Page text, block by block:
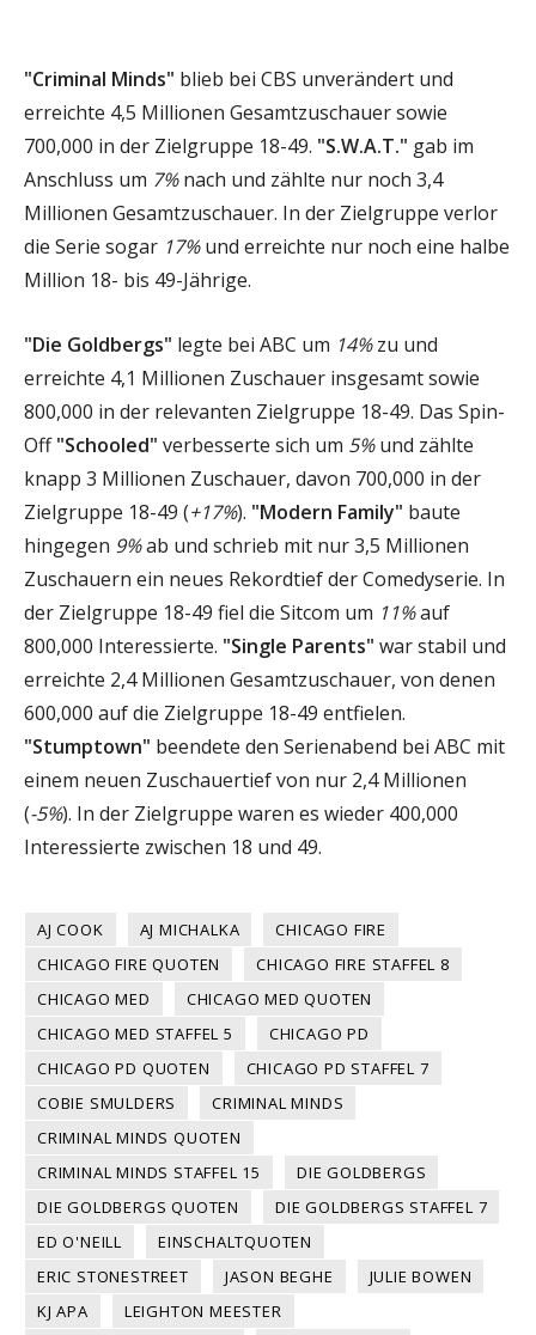
"Criminal Minds" blieb bei CBS unverändert und
erreichte 4,5 Millionen Gesamtzuschauer sowie
700,000 in der Zielgruppe 18-49. "S.W.A.T." gab im
Anschluss um 7%nach und zählte nur noch 3,4
Millionen Gesamtzuschauer. In der Zielgruppe verlor
die Serie sogar 17%und erreichte nur noch eine halbe
Million 18- bis 49-Jährige.
"Die Goldbergs" legte bei ABC um 14%zu und
erreichte 4,1 Millionen Zuschauer insgesamt sowie
800,000 in der relevanten Zielgruppe 18-49. Das Spin-
Off"Schooled" verbesserte sich um 5%und zählte
knapp 3 Millionen Zuschauer, davon 700,000 in der
Zielgruppe 18-49 (+17%). "Modern Family" baute
hingegen 9%ab und schrieb mit nur 3,5 Millionen
Zuschauern ein neues Rekordtief der Comedyserie. In
der Zielgruppe 18-49 fiel die Sitcom um 11%auf
800,000 Interessierte. "Single Parents" war stabil und
erreichte 2,4 Millionen Gesamtzuschauer, von denen
600,000 auf die Zielgruppe 18-49 entfielen.
"Stumptown" beendete den Serienabend bei ABC mit
einem neuen Zuschauertief von nur 2,4 Millionen
(-5%). In der Zielgruppe waren es wieder 400,000
Interessierte zwischen 18 und 49.
AJ COOK AJ MICHALKA
CHICAGO FIRE
CHICAGO FIRE QUOTEN
CHICAGO FIRE STAFFEL 8
CHICAGO MED
CHICAGO MED QUOTEN
CHICAGO MED STAFFEL 5
CHICAGO PD
CHICAGO PD QUOTEN
CHICAGO PD STAFFEL 7
COBIE SMULDERS
CRIMINAL MINDS
CRIMINAL MINDS QUOTEN
CRIMINAL MINDS STAFFEL 15
DIE GOLDBERGS
DIE GOLDBERGS QUOTEN
DIE GOLDBERGS STAFFEL 7
ED O'NEILL
EINSCHALTQUOTEN
ERIC STONESTREET
JASON BEGHE
JULIE BOWEN
KJ APA
LEIGHTON MEESTER